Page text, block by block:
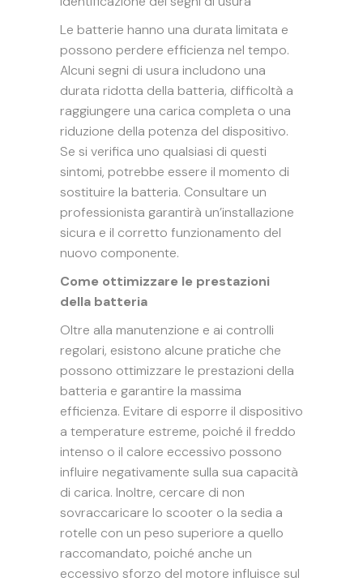
Le batterie hanno una durata limitata e
possono perdere efficienza nel tempo.
Alcuni segni di usura includono una
durata ridotta della batteria, difficoltà a
raggiungere una carica completa o una
riduzione della potenza del dispositivo.
Se si verifica uno qualsiasi di questi
sintomi, potrebbe essere il momento di
sostituire la batteria. Consultare un
professionista garantirà un’installazione
sicura e il corretto funzionamento del
nuovo componente.
Come ottimizzare le prestazioni
della batteria
Oltre alla manutenzione e ai controlli
regolari, esistono alcune pratiche che
possono ottimizzare le prestazioni della
batteria e garantire la massima
efficienza. Evitare di esporre il dispositivo
a temperature estreme, poiché il freddo
intenso o il calore eccessivo possono
influire negativamente sulla sua capacità
di carica. Inoltre, cercare di non
sovraccaricare lo scooter o la sedia a
rotelle con un peso superiore a quello
raccomandato, poiché anche un
eccessivo sforzo del motore influisce sul